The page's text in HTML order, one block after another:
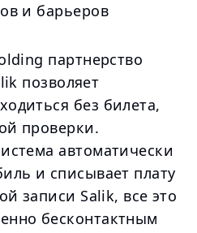
и барьеров
партнерство
позволяет
без билета,
проверки.
автоматически
и списывает плату
записи Salik, все это
бесконтактным